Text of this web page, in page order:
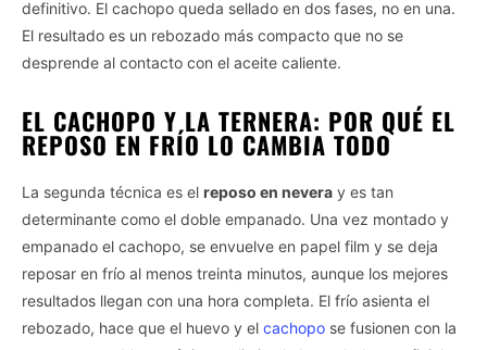
definitivo. El cachopo queda sellado en dos fases, no en una.
El resultado es un rebozado más compacto que no se
desprende al contacto con el aceite caliente.
EL CACHOPO Y LA TERNERA: POR QUÉ EL
REPOSO EN FRÍO LO CAMBIA TODO
La segunda técnica es el reposo en nevera y es tan
determinante como el doble empanado. Una vez montado y
empanado el cachopo, se envuelve en papel film y se deja
reposar en frío al menos treinta minutos, aunque los mejores
resultados llegan con una hora completa. El frío asienta el
rebozado, hace que el huevo y el cachopo se fusionen con la